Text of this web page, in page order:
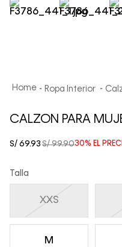
Ropa Interior
CALZON PARA
30% EL
S/ 99.90
S/ 69.93
Talla
M
XXS